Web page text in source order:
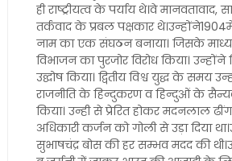
ही राष्ट्रीयत्व के पर्याय थे।वे मानवतावाद,
तर्कवाद के प्रबल पक्षकार
नाम का एक संघठन बनाया। जिसके
विभाजन का पुरजोर विरोध किया। उन्होंने
उद्घोष किया। द्वितीय विश्व युद्ध के समय
राजनीति के हिन्दुकरण व हिन्दुओं के
किया। उन्ही से प्रेरित होकर मदनलाल
अधिकारी कर्जन को गोली से उड़ा दिया
सुभाषचंद्र बोस की हर सम्भव मदद की